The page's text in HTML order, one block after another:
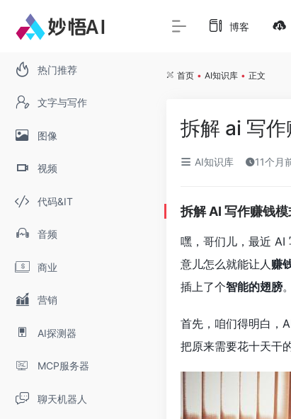
热门推荐
文字与写作
图像
视频
代码&IT
音频
商业
营销
AI探测器
MCP服务器
聊天机器人
博客
首页 • AI知识库 • 正文
拆解 ai 写
AI知识库 11个月
拆解 AI 写作赚钱
嘿，哥们儿，最近 AI
意儿怎么就能让人赚
插上了个智能的翅膀。
首先，咱们得明白，
把原来需要花十天干